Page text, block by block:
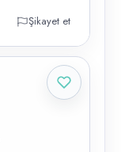
Şikayet et